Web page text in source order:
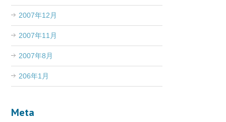
2007年12月
2007年11月
2007年8月
206年1月
Meta